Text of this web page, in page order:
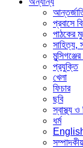
প্রবাসে
পাঠকের
সাহিত্য,
প্রযুক্তি
খেলা
ফিচার
ছবি
স্বাস্থ্য ও
ধর্ম
সম্পাদকীয়